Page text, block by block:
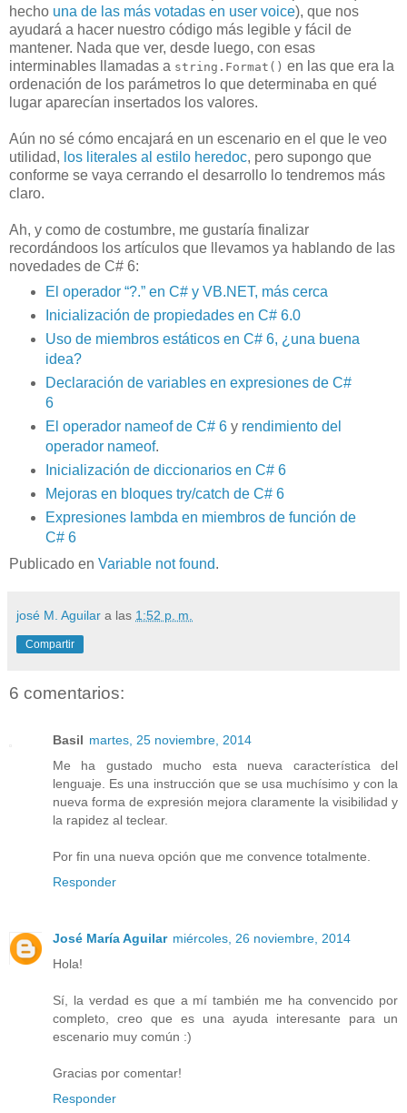
hecho una de las más votadas en user voice), que nos
ayudará a hacer nuestro código más legible y fácil de
mantener. Nada que ver, desde luego, con esas
interminables llamadas a string.Format() en las que era la
ordenación de los parámetros lo que determinaba en qué
lugar aparecían insertados los valores.
Aún no sé cómo encajará en un escenario en el que le veo
utilidad, los literales al estilo heredoc, pero supongo que
conforme se vaya cerrando el desarrollo lo tendremos más
claro.
Ah, y como de costumbre, me gustaría finalizar
recordándoos los artículos que llevamos ya hablando de las
novedades de C# 6:
El operador “?.” en C# y VB.NET, más cerca
Inicialización de propiedades en C# 6.0
Uso de miembros estáticos en C# 6, ¿una buena
idea?
Declaración de variables en expresiones de C#
6
El operador nameof de C# 6y rendimiento del
operador nameof.
Inicialización de diccionarios en C# 6
Mejoras en bloques try/catch de C# 6
Expresiones lambda en miembros de función de
C# 6
Publicado en Variable not found.
josé M. Aguilar a las 1:52 p. m.
Compartir
6 comentarios:
Basil martes, 25 noviembre, 2014
Me ha gustado mucho esta nueva característica del
lenguaje. Es una instrucción que se usa muchísimo y con la
nueva forma de expresión mejora claramente la visibilidad y
la rapidez al teclear.
Por fin una nueva opción que me convence totalmente.
Responder
José María Aguilar miércoles, 26 noviembre, 2014
Hola!
Sí, la verdad es que a mí también me ha convencido por
completo, creo que es una ayuda interesante para un
escenario muy común :)
Gracias por comentar!
Responder